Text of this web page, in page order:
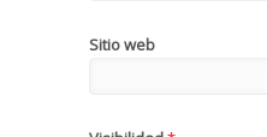
Sitio web